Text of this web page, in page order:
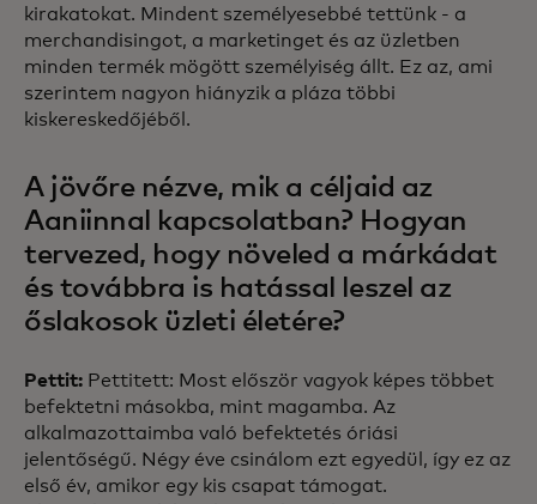
kirakatokat. Mindent személyesebbé tettünk - a
merchandisingot, a marketinget és az üzletben
minden termék mögött személyiség állt. Ez az, ami
szerintem nagyon hiányzik a pláza többi
kiskereskedőjéből.
A jövőre nézve, mik a céljaid az
Aaniinnal kapcsolatban? Hogyan
tervezed, hogy növeled a márkádat
és továbbra is hatással leszel az
őslakosok üzleti életére?
Pettit: Pettitett: Most először vagyok képes többet
befektetni másokba, mint magamba. Az
alkalmazottaimba való befektetés óriási
jelentőségű. Négy éve csinálom ezt egyedül, így ez az
első év, amikor egy kis csapat támogat.